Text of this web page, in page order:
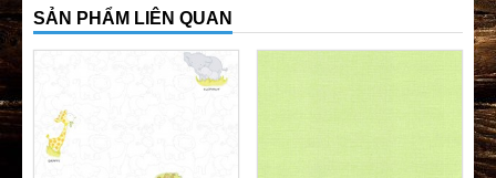
SẢN PHẨM LIÊN QUAN